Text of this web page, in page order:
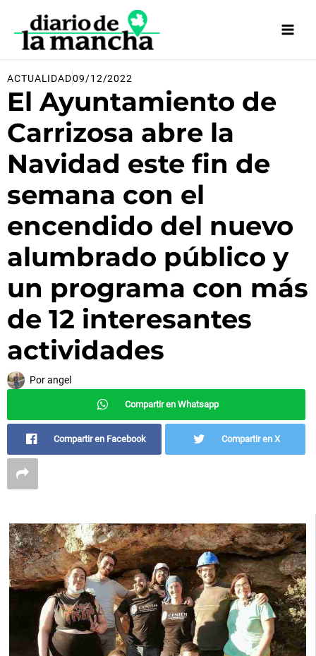
contenido
ACTUALIDAD09/12/2022
El Ayuntamiento de
Carrizosa abre la
Navidad este fin de
semana con el
encendido del nuevo
alumbrado público y
un programa con más
de 12 interesantes
actividades
Porangel
Compartir en Whatsapp
Compartir en Facebook Compartir en X